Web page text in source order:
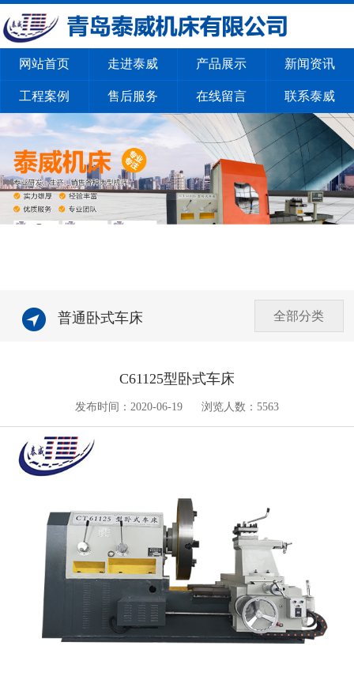
网站首页 走进泰威 产品展示 新闻资讯
工程案例 售后服务 在线留言 联系泰威
普通卧式车床 全部分类
C61125型卧式车床
发布时间：2020-06-19 浏览人数：5563